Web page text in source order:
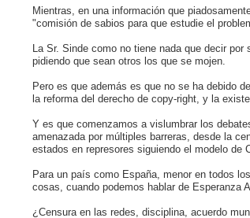
Mientras, en una información que
"comisión de sabios para que estudie el
La Sr. Sinde como no tiene nada que decir
pidiendo que sean otros los que se mojen.
Pero es que además es que no se ha debido
la reforma del derecho de copy-right, y la
Y es que comenzamos a vislumbrar los
amenazada por múltiples barreras, desde la
estados en represores siguiendo el modelo de
Para un país como España, menor en todos
cosas, cuando podemos hablar de Esperanza
¿Censura en las redes, disciplina, acuerdo